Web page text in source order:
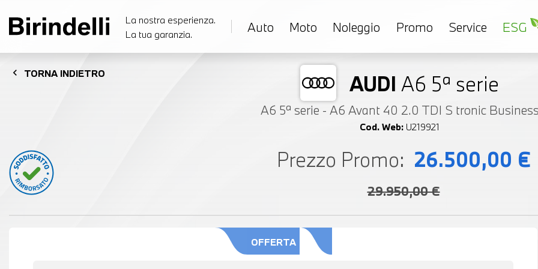
La nostra esperienza.
La tua garanzia.
Auto Moto Noleggio Promo Service ESG
chevron_left TORNA INDIETRO AUDI A6 5ª serie
A6 5ª serie - A6 Avant 40 2.0 TDI S tronic Business
Cod. Web: U219921
Prezzo Promo: 26.500,00 €
29.950,00 €
OFFERTA